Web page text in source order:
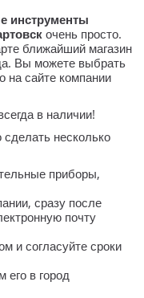
инструменты
очень просто.
ближайший магазин
Вы можете выбрать
на сайте компании
в наличии!
несколько
приборы,
сразу после
почту
и согласуйте сроки
его в город